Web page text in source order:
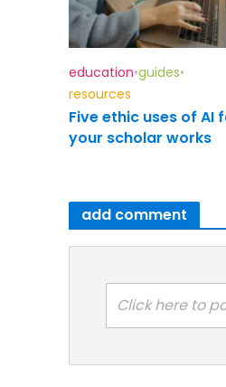
education•guides•
resources
Five ethic uses of AI
your scholar works
add comment
Click here to